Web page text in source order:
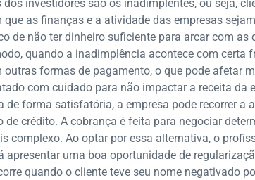
investidores são os inadimplentes, ou seja,
as finanças e a atividade das empresas
de não ter dinheiro suficiente para arcar com as
quando a inadimplência acontece com certa
outras formas de pagamento, o que pode afetar
com cuidado para não impactar a receita da
de forma satisfatória, a empresa pode recorrer a
de crédito. A cobrança é feita para negociar
complexo. Ao optar por essa alternativa, o
apresentar uma boa oportunidade de
quando o cliente teve seu nome negativado